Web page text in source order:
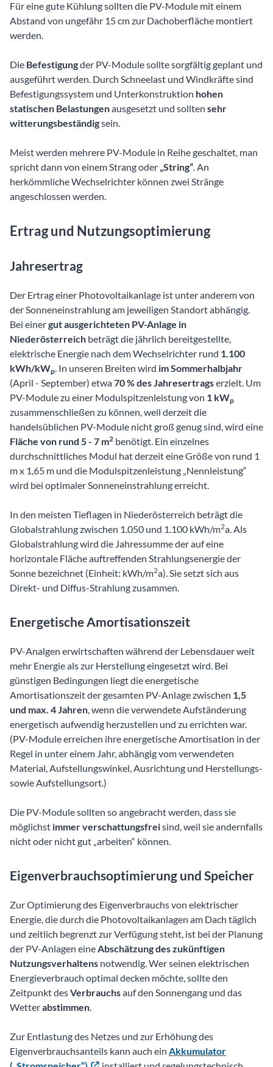
Für eine gute Kühlung sollten die PV-Module mit einem
Abstand von ungefähr 15 cm zur Dachoberfläche montiert
werden.
Die Befestigungder PV-Module sollte sorgfältig geplant und
ausgeführt werden. Durch Schneelast und Windkräfte sind
Befestigungssystem und Unterkonstruktion hohen
statischen Belastungenausgesetzt und sollten sehr
witterungsbeständigsein.
Meist werden mehrere PV-Module in Reihe geschaltet, man
spricht dann von einem Strang oder „String“ . An
herkömmliche Wechselrichter können zwei Stränge
angeschlossen werden.
Ertrag und Nutzungsoptimierung
Jahresertrag
Der Ertrag einer Photovoltaikanlage ist unter anderem von
der Sonneneinstrahlung am jeweiligen Standort abhängig.
Bei einergut ausgerichteten PV-Anlage in
Niederösterreich beträgt die jährlich bereitgestellte,
elektrische Energie nach dem Wechselrichter rund 1.100
kWh/kWp . In unseren Breiten wird im Sommerhalbjahr
(April - September) etwa70 % des Jahresertragserzielt. Um
PV-Module zu einer Modulspitzenleistung von 1 kWp
zusammenschließen zu können, weil derzeit die
handelsüblichen PV-Module nicht groß genug sind, wird eine
Fläche von rund 5 - 7 m2 benötigt. Ein einzelnes
durchschnittliches Modul hat derzeit eine Größe von rund 1
m x 1,65 m und die Modulspitzenleistung „Nennleistung“
wird bei optimaler Sonneneinstrahlung erreicht.
In den meisten Tieflagen in Niederösterreich beträgt die
Globalstrahlung zwischen 1.050 und 1.100 kWh/m2a. Als
Globalstrahlung wird die Jahressumme der auf eine
horizontale Fläche auftreffenden Strahlungsenergie der
Sonne bezeichnet (Einheit: kWh/m2a). Sie setzt sich aus
Direkt- und Diffus-Strahlung zusammen.
Energetische Amortisationszeit
PV-Analgen erwirtschaften während der Lebensdauer weit
mehr Energie als zur Herstellung eingesetzt wird. Bei
günstigen Bedingungen liegt die energetische
Amortisationszeit der gesamten PV-Anlage zwischen 1,5
und max. 4 Jahren , wenn die verwendete Aufständerung
energetisch aufwendig herzustellen und zu errichten war.
(PV-Module erreichen ihre energetische Amortisation in der
Regel in unter einem Jahr, abhängig vom verwendeten
Material, Aufstellungswinkel, Ausrichtung und Herstellungs-
sowie Aufstellungsort.)
Die PV-Module sollten so angebracht werden, dass sie
möglichst immer verschattungsfreisind, weil sie andernfalls
nicht oder nicht gut „arbeiten“ können.
Eigenverbrauchsoptimierung und Speicher
Zur Optimierung des Eigenverbrauchs von elektrischer
Energie, die durch die Photovoltaikanlagen am Dach täglich
und zeitlich begrenzt zur Verfügung steht, ist bei der Planung
der PV-Anlagen eine Abschätzung des zukünftigen
Nutzungsverhaltens notwendig. Wer seinen elektrischen
Energieverbrauch optimal decken möchte, sollte den
Zeitpunkt desVerbrauchsauf den Sonnengang und das
Wetterabstimmen
Zur Entlastung des Netzes und zur Erhöhung des
Eigenverbrauchsanteils kann auch ein Akkumulator